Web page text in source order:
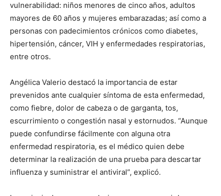
vulnerabilidad: niños menores de cinco años, adultos
mayores de 60 años y mujeres embarazadas; así como a
personas con padecimientos crónicos como diabetes,
hipertensión, cáncer, VIH y enfermedades respiratorias,
entre otros.
Angélica Valerio destacó la importancia de estar
prevenidos ante cualquier síntoma de esta enfermedad,
como fiebre, dolor de cabeza o de garganta, tos,
escurrimiento o congestión nasal y estornudos. “Aunque
puede confundirse fácilmente con alguna otra
enfermedad respiratoria, es el médico quien debe
determinar la realización de una prueba para descartar
influenza y suministrar el antiviral”, explicó.